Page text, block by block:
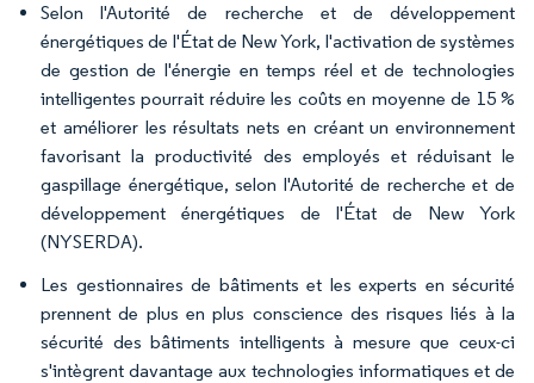
Selon l'Autorité de recherche et de développement
énergétiques de l'État de New York, l'activation de systèmes
de gestion de l'énergie en temps réel et de technologies
intelligentes pourrait réduire les coûts en moyenne de 15 %
et améliorer les résultats nets en créant un environnement
favorisant la productivité des employés et réduisant le
gaspillage énergétique, selon l'Autorité de recherche et de
développement énergétiques de l'État de New York
(NYSERDA).
Les gestionnaires de bâtiments et les experts en sécurité
prennent de plus en plus conscience des risques liés à la
sécurité des bâtiments intelligents à mesure que ceux-ci
s'intègrent davantage aux technologies informatiques et de